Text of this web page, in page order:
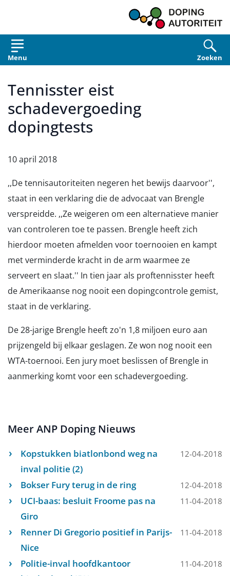
Menu Zoeken
Tennisster eist
schadevergoeding
dopingtests
10 april 2018
,,De tennisautoriteiten negeren het bewijs daarvoor'',
staat in een verklaring die de advocaat van Brengle
verspreidde. ,,Ze weigeren om een alternatieve manier
van controleren toe te passen. Brengle heeft zich
hierdoor moeten afmelden voor toernooien en kampt
met verminderde kracht in de arm waarmee ze
serveert en slaat.'' In tien jaar als proftennisster heeft
de Amerikaanse nog nooit een dopingcontrole gemist,
staat in de verklaring.
De 28-jarige Brengle heeft zo'n 1,8 miljoen euro aan
prijzengeld bij elkaar geslagen. Ze won nog nooit een
WTA-toernooi. Een jury moet beslissen of Brengle in
aanmerking komt voor een schadevergoeding.
Meer ANP Doping Nieuws
Kopstukken biatlonbond weg na
inval politie (2)
12-04-2018
Bokser Fury terug in de ring 12-04-2018
UCI-baas: besluit Froome pas na
Giro
11-04-2018
Renner Di Gregorio positief in Parijs-
Nice
11-04-2018
Politie-inval hoofdkantoor
11-04-2018